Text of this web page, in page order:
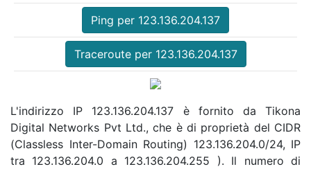
Ping per 123.136.204.137
Traceroute per 123.136.204.137
L'indirizzo IP 123.136.204.137 è fornito da Tikona
Digital Networks Pvt Ltd., che è di proprietà del CIDR
(Classless Inter-Domain Routing) 123.136.204.0/24, IP
tra 123.136.204.0 a 123.136.204.255 ). Il numero di